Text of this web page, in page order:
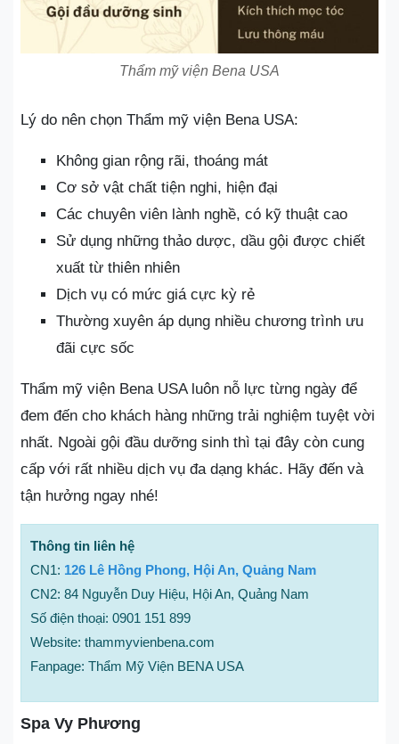
Thẩm mỹ viện Bena USA
Lý do nên chọn Thẩm mỹ viện Bena USA:
Không gian rộng rãi, thoáng mát
Cơ sở vật chất tiện nghi, hiện đại
Các chuyên viên lành nghề, có kỹ thuật cao
Sử dụng những thảo dược, dầu gội được chiết
xuất từ thiên nhiên
Dịch vụ có mức giá cực kỳ rẻ
Thường xuyên áp dụng nhiều chương trình ưu
đãi cực sốc
Thẩm mỹ viện Bena USA luôn nỗ lực từng ngày để
đem đến cho khách hàng những trải nghiệm tuyệt vời
nhất. Ngoài gội đầu dưỡng sinh thì tại đây còn cung
cấp với rất nhiều dịch vụ đa dạng khác. Hãy đến và
tận hưởng ngay nhé!
Thông tin liên hệ
CN1: 126 Lê Hồng Phong, Hội An, Quảng Nam
CN2: 84 Nguyễn Duy Hiệu, Hội An, Quảng Nam
Số điện thoại: 0901 151 899
Website: thammyvienbena.com
Fanpage: Thẩm Mỹ Viện BENA USA
Spa Vy Phương